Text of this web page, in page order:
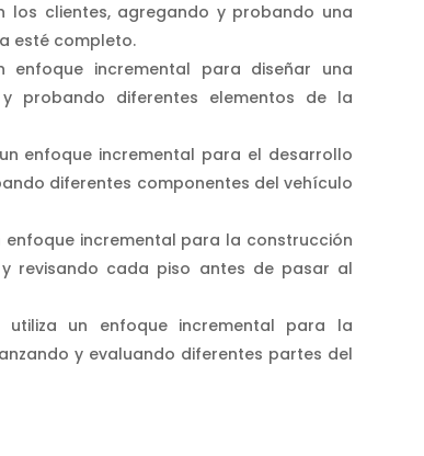
los clientes, agregando y probando una
esté completo.
enfoque incremental para diseñar una
probando diferentes elementos de la
enfoque incremental para el desarrollo
diferentes componentes del vehículo
incremental para la construcción
revisando cada piso antes de pasar al
un enfoque incremental para la
y evaluando diferentes partes del